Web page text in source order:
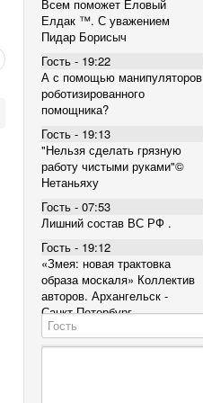
Всем поможет Еловый
Елдак ™. С уважением
Пидар Борисыч
Гость - 19:22
А с помощью манипуляторов
роботизированного
помощника?
Гость - 19:13
"Нельзя сделать грязную
работу чистыми руками"©
Нетаньяху
Гость - 07:53
Лишний состав ВС РФ .
Гость - 19:12
«Змея: новая трактовка
образа москаля» Коллектив
авторов. Архангельск -
Санкт-Петербург,
издательство «Мысль»
Гость - 16:30